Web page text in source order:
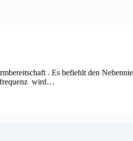
. Es befiehlt den
wird…